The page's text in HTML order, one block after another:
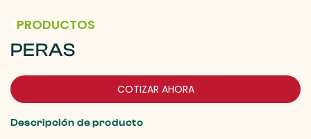
PRODUCTOS
PERAS
COTIZAR AHORA
Descripción de producto